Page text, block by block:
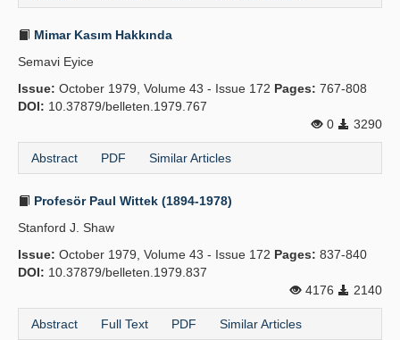
Mimar Kasım Hakkında
Semavi Eyice
Issue: October 1979, Volume 43 - Issue 172 Pages: 767-808
DOI: 10.37879/belleten.1979.767
0
3290
Abstract PDF Similar Articles
Profesör Paul Wittek (1894-1978)
Stanford J. Shaw
Issue: October 1979, Volume 43 - Issue 172 Pages: 837-840
DOI: 10.37879/belleten.1979.837
4176
2140
Abstract Full Text PDF Similar Articles